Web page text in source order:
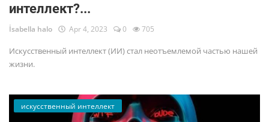
интеллект?...
İsabella halo Apr 4, 2023 0 705
Искусственный интеллект (ИИ) стал неотъемлемой частью нашей
жизни.
искусственный интеллект